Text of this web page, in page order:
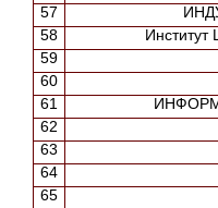
57
58
59
60
61
62
63
64
65